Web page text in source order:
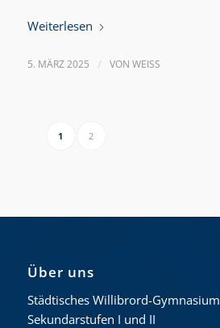
Weiterlesen
5. MÄRZ 2025 / VON WEISS
1 2
Über uns
Städtisches Willibrord-Gymnasium
Sekundarstufen I und II